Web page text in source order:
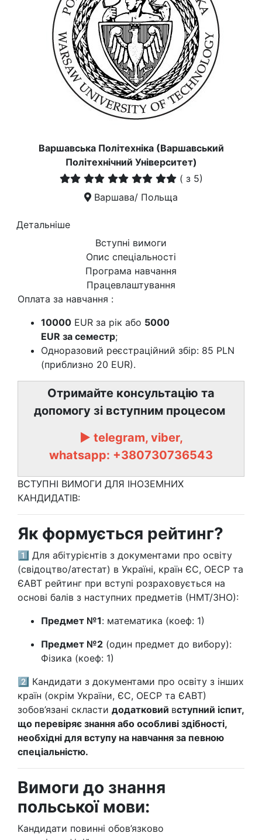
Варшавська Політехніка (Варшавський
Політехнічний Університет)
( з 5)
Варшава/ Польща
Детальніше
Вступні вимоги
Опис спеціальності
Програма навчання
Працевлаштування
Оплата за навчання :
10000 EUR за рік або 5000
EUR за семестр;
Одноразовий реєстраційний збір: 85 PLN
(приблизно 20 EUR).
Отримайте консультацію та
допомогу зі вступним процесом
► telegram, viber,
whatsapp: +380730736543
ВСТУПНІ ВИМОГИ ДЛЯ ІНОЗЕМНИХ
КАНДИДАТІВ:
Як формується рейтинг?
1️⃣ Для абітурієнтів з документами про освіту
(свідоцтво/атестат) в Україні, країн ЄС, ОЕСР та
ЄАВТ рейтинг при вступі розраховується на
основі балів з наступних предметів (НМТ/ЗНО):
Предмет №1: математика (коеф: 1)
Предмет №2 (один предмет до вибору):
Фізика (коеф: 1)
2️⃣ Кандидати з документами про освіту з інших
країн (окрім України, ЄС, ОЕСР та ЄАВТ)
зобов’язані скласти додатковий вступний іспит,
що перевіряє знання або особливі здібності,
необхідні для вступу на навчання за певною
спеціальністю.
Вимоги до знання
польської мови:
Кандидати повинні обов’язково